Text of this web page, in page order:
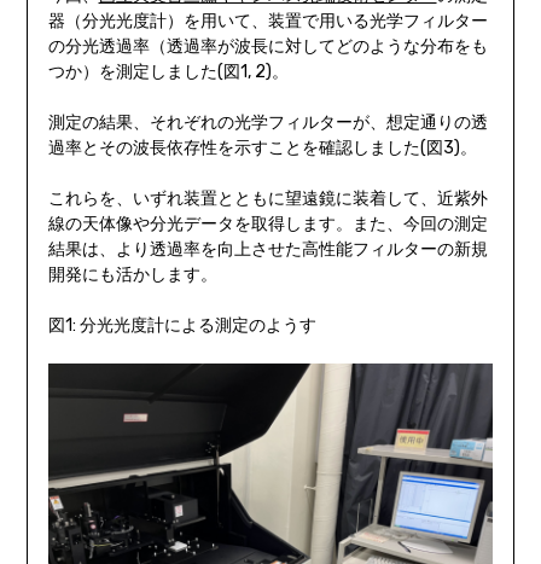
器（分光光度計）を用いて、装置で用いる光学フィルター
の分光透過率（透過率が波長に対してどのような分布をも
つか）を測定しました(図1, 2)。
測定の結果、それぞれの光学フィルターが、想定通りの透
過率とその波長依存性を示すことを確認しました(図3)。
これらを、いずれ装置とともに望遠鏡に装着して、近紫外
線の天体像や分光データを取得します。また、今回の測定
結果は、より透過率を向上させた高性能フィルターの新規
開発にも活かします。
図1: 分光光度計による測定のようす